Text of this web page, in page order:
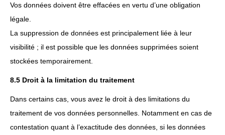
Vos données doivent être effacées en vertu d’une obligation
légale.
La suppression de données est principalement liée à leur
visibilité ; il est possible que les données supprimées soient
stockées temporairement.
8.5 Droit à la limitation du traitement
Dans certains cas, vous avez le droit à des limitations du
traitement de vos données personnelles. Notamment en cas de
contestation quant à l’exactitude des données, si les données